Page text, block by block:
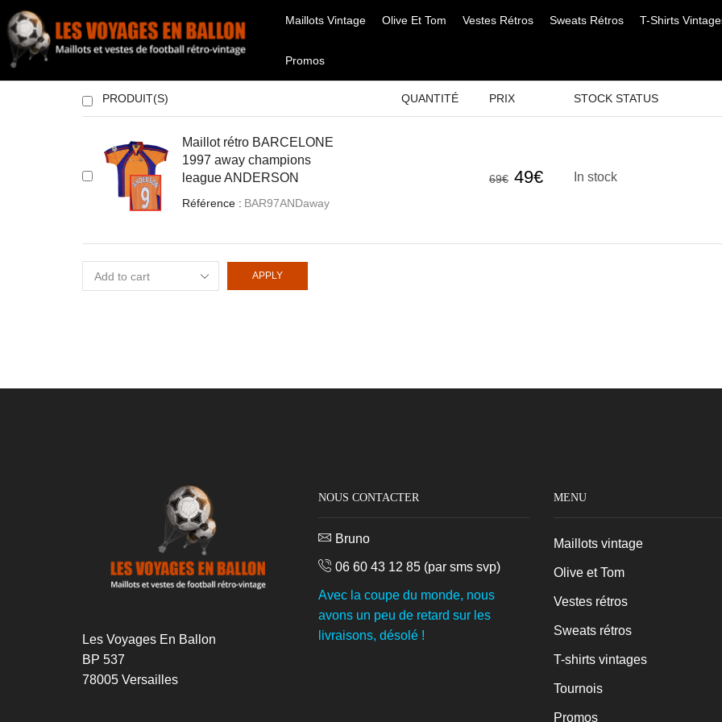
Maillots Vintage Olive Et Tom Vestes Rétros Sweats Rétros T-Shirts
Promos
PRODUIT(S) QUANTITÉ PRIX STOCK STATUS
Maillot rétro BARCELONE
1997 away champions
league ANDERSON
Référence : BAR97ANDaway
69€
Le
49€Le
In stock
APPLY
Les Voyages En Ballon
BP 537
78005 Versailles
NOUS CONTACTER
Bruno
06 60 43 12 85(par sms svp)
Avec la coupe du monde, nous
avons un peu de retard sur les
livraisons, désolé !
MENU
Maillots vintage
Olive et Tom
Vestes rétros
Sweats rétros
T-shirts vintages
Tournois
Promos